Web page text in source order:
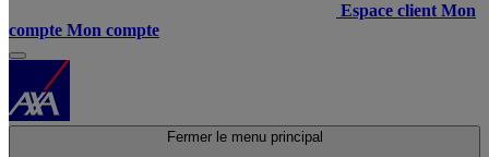
Espace client Mon
compte Mon compte
Fermer le menu principal